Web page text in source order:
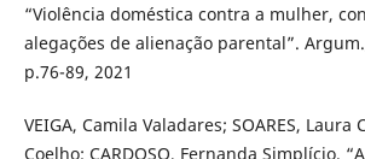
“Violência doméstica contra a mulher,
alegações de alienação parental”.
p.76-89, 2021
VEIGA, Camila Valadares; SOARES, Laura
Coelho; CARDOSO, Fernanda Simplício.